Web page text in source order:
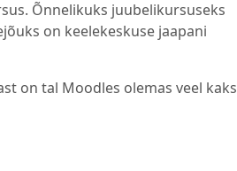
Õnnelikuks juubelikursuseks
on keelekeskuse jaapani
on tal Moodles olemas veel kaks